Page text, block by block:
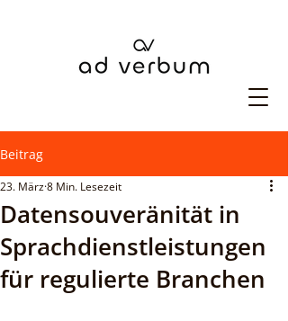
Beitrag
Datensouveränität in
Sprachdienstleistungen
für regulierte Branchen
23. März8 Min. Lesezeit